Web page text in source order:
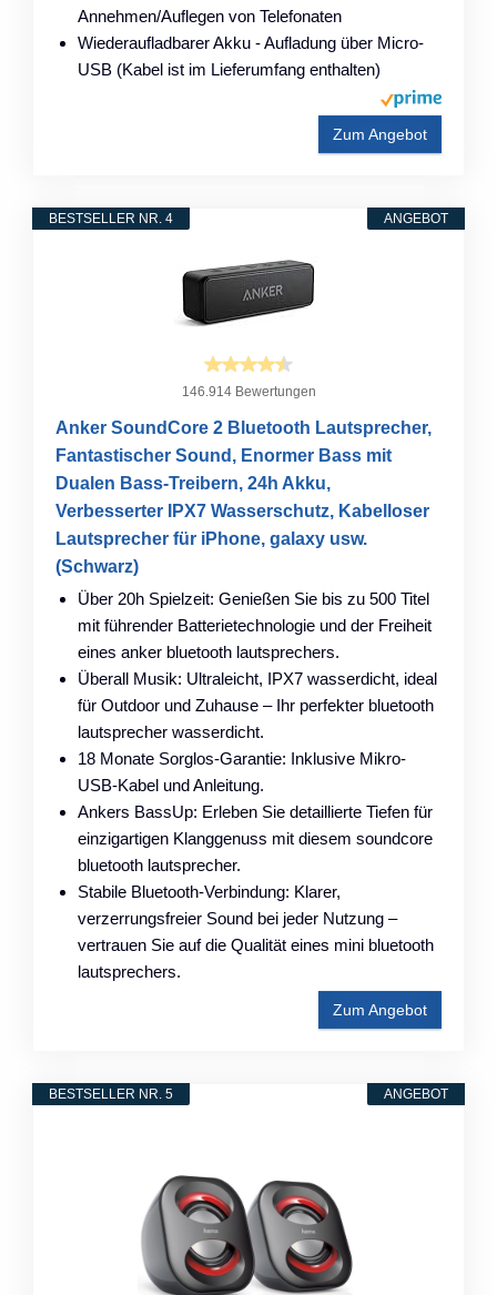
Annehmen/Auflegen von Telefonaten
Wiederaufladbarer Akku - Aufladung über Micro-
USB (Kabel ist im Lieferumfang enthalten)
Zum Angebot
ANGEBOT
BESTSELLER NR. 4
146.914 Bewertungen
Anker SoundCore 2 Bluetooth Lautsprecher,
Fantastischer Sound, Enormer Bass mit
Dualen Bass-Treibern, 24h Akku,
Verbesserter IPX7 Wasserschutz, Kabelloser
Lautsprecher für iPhone, galaxy usw.
(Schwarz)
Über 20h Spielzeit: Genießen Sie bis zu 500 Titel
mit führender Batterietechnologie und der Freiheit
eines anker bluetooth lautsprechers.
Überall Musik: Ultraleicht, IPX7 wasserdicht, ideal
für Outdoor und Zuhause – Ihr perfekter bluetooth
lautsprecher wasserdicht.
18 Monate Sorglos-Garantie: Inklusive Mikro-
USB-Kabel und Anleitung.
Ankers BassUp: Erleben Sie detaillierte Tiefen für
einzigartigen Klanggenuss mit diesem soundcore
bluetooth lautsprecher.
Stabile Bluetooth-Verbindung: Klarer,
verzerrungsfreier Sound bei jeder Nutzung –
vertrauen Sie auf die Qualität eines mini bluetooth
lautsprechers.
Zum Angebot
ANGEBOT
BESTSELLER NR. 5